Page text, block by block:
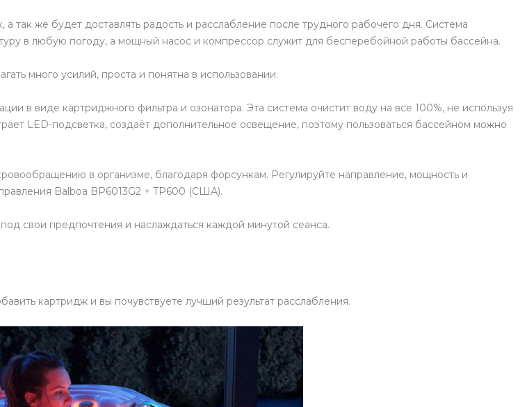
так же будет доставлять радость и расслабление после трудного рабочего дня. Система
в любую погоду, а мощный насос и компрессор служит для бесперебойной работы бассейна.
много усилий, проста и понятна в использовании.
в виде картриджного фильтра и озонатора. Эта система очистит воду на все 100%, не используя
LED-подсветка, создаёт дополнительное освещение, поэтому пользоваться бассейном можно
в организме, благодаря форсункам. Регулируйте направление, мощность и
Balboa BP6013G2 + TP600 (США).
свои предпочтения и наслаждаться каждой минутой сеанса.
картридж и вы почувствуете лучший результат расслабления.